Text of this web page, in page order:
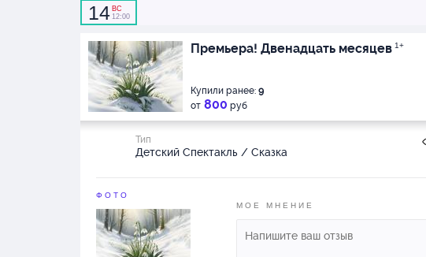
14 ВС
12:00
Премьера! Двенадцать месяцев 1+
Купили ранее: 9
от 800 руб
Тип
Детский Спектакль / Сказка
ФОТО
МОЕ МНЕНИЕ